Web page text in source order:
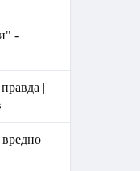
-
|
вредно